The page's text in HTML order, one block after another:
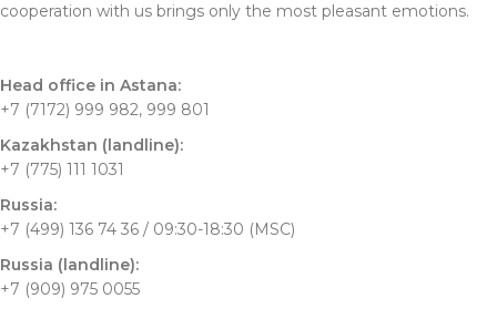
cooperation with us brings only the most pleasant emotions.
Head office in Astana:
+7 (7172) 999 982, 999 801
Kazakhstan (landline):
+7 (775) 111 1031
Russia:
+7 (499) 136 74 36 / 09:30-18:30 (MSC)
Russia (landline):
+7 (909) 975 0055